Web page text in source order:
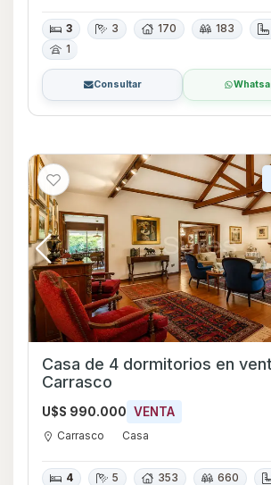
3 3 170 183
1
Consultar
Casa de 4 dormitorios en
Carrasco
U$S 990.000 VENTA
Carrasco Casa
4 5 353 660